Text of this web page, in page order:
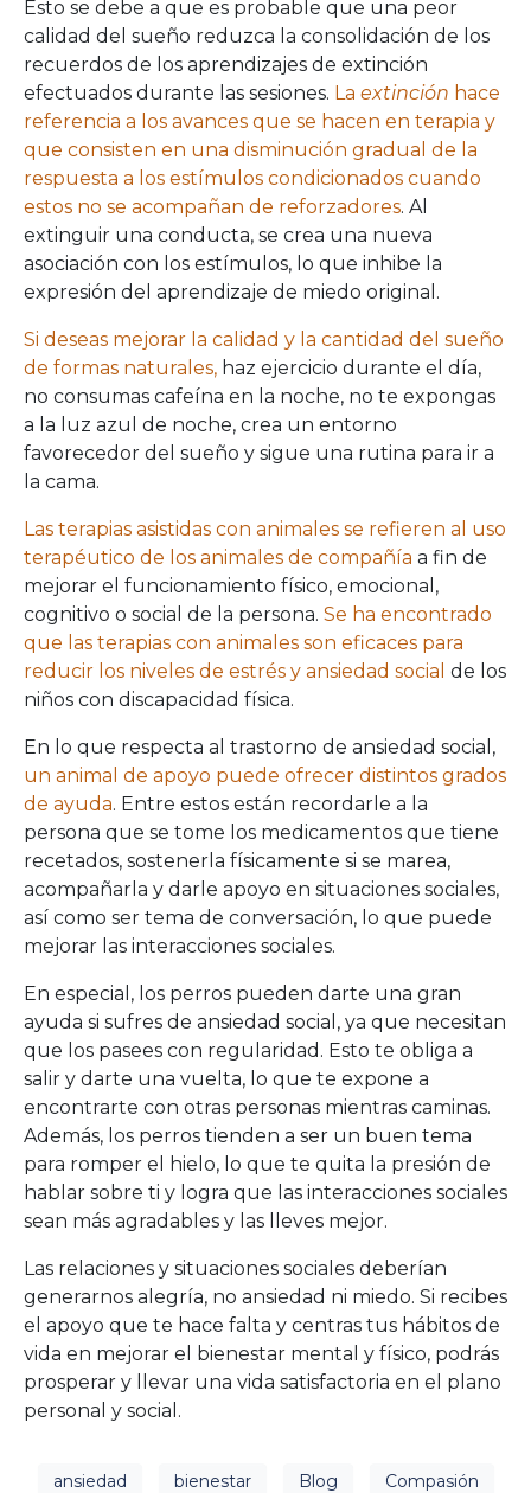
Esto se debe a que es probable que una peor
calidad del sueño reduzca la consolidación de los
recuerdos de los aprendizajes de extinción
efectuados durante las sesiones. La extinción hace
referencia a los avances que se hacen en terapia y
que consisten en una disminución gradual de la
respuesta a los estímulos condicionados cuando
estos no se acompañan de reforzadores. Al
extinguir una conducta, se crea una nueva
asociación con los estímulos, lo que inhibe la
expresión del aprendizaje de miedo original.
Si deseas mejorar la calidad y la cantidad del sueño
de formas naturales, haz ejercicio durante el día,
no consumas cafeína en la noche, no te expongas
a la luz azul de noche, crea un entorno
favorecedor del sueño y sigue una rutina para ir a
la cama.
Las terapias asistidas con animales se refieren al uso
terapéutico de los animales de compañía a fin de
mejorar el funcionamiento físico, emocional,
cognitivo o social de la persona. Se ha encontrado
que las terapias con animales son eficaces para
reducir los niveles de estrés y ansiedad social de los
niños con discapacidad física.
En lo que respecta al trastorno de ansiedad social,
un animal de apoyo puede ofrecer distintos grados
de ayuda. Entre estos están recordarle a la
persona que se tome los medicamentos que tiene
recetados, sostenerla físicamente si se marea,
acompañarla y darle apoyo en situaciones sociales,
así como ser tema de conversación, lo que puede
mejorar las interacciones sociales.
En especial, los perros pueden darte una gran
ayuda si sufres de ansiedad social, ya que necesitan
que los pasees con regularidad. Esto te obliga a
salir y darte una vuelta, lo que te expone a
encontrarte con otras personas mientras caminas.
Además, los perros tienden a ser un buen tema
para romper el hielo, lo que te quita la presión de
hablar sobre ti y logra que las interacciones sociales
sean más agradables y las lleves mejor.
Las relaciones y situaciones sociales deberían
generarnos alegría, no ansiedad ni miedo. Si recibes
el apoyo que te hace falta y centras tus hábitos de
vida en mejorar el bienestar mental y físico, podrás
prosperar y llevar una vida satisfactoria en el plano
personal y social.
ansiedad bienestar Blog
Compasión